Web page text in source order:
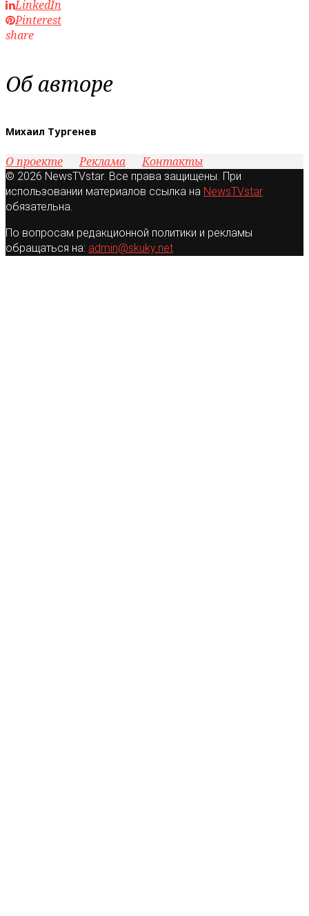
LinkedIn
Pinterest
share
Об авторе
Михаил Тургенев
О проекте Реклама Контакты
© 2026 NewsTVstar. Все права защищены. При
использовании материалов ссылка на NewsTVstar
обязательна.
По вопросам редакционной политики и рекламы
обращаться на: admin@skuky.net